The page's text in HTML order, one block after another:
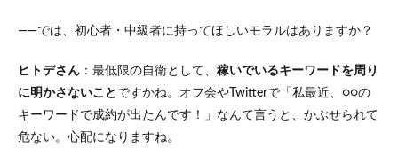
――では、初心者・中級者に持ってほしいモラルはありますか？
ヒトデさん ：最低限の自衛として、 稼いでいるキーワードを周り
に明かさないこと ですかね。オフ会やTwitterで「私最近、○○の
キーワードで成約が出たんです！」なんて言うと、かぶせられて
危ない。心配になりますね。